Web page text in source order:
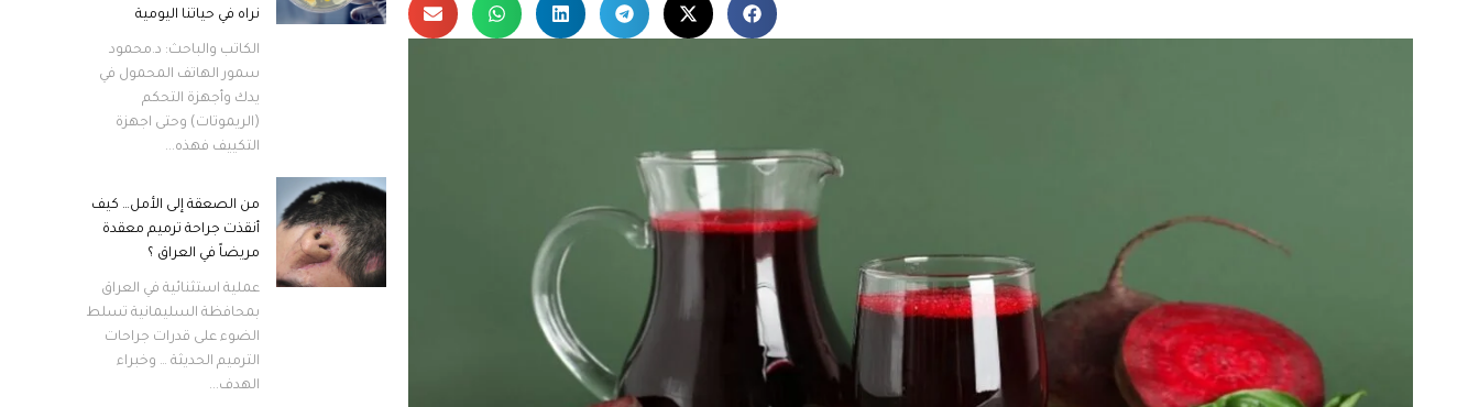
نراه في حياتنا اليومية
الكاتب والباحث: د.محمود
سمور الهاتف المحمول في
يدك وأجهزة التحكم
(الريموتات) وحتى اجهزة
التكييف فهذه...
من الصعقة إلى الأمل… كيف
أنقذت جراحة ترميم معقدة
مريضاً في العراق ؟
عملية استثنائية في العراق
بمحافظة السليمانية تسلط
الضوء على قدرات جراحات
الترميم الحديثة … وخبراء
الهدف...